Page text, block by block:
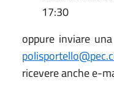
17:30
oppure inviare
ricevere anche e-